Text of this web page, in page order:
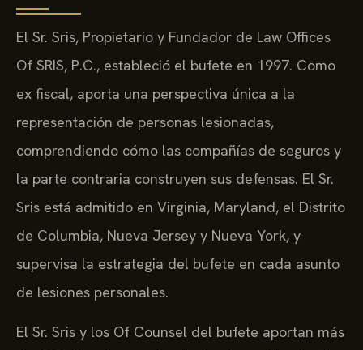
El Sr. Sris, Propietario y Fundador de Law Offices
Of SRIS, P.C., estableció el bufete en 1997. Como
ex fiscal, aporta una perspectiva única a la
representación de personas lesionadas,
comprendiendo cómo las compañías de seguros y
la parte contraria construyen sus defensas. El Sr.
Sris está admitido en Virginia, Maryland, el Distrito
de Columbia, Nueva Jersey y Nueva York, y
supervisa la estrategia del bufete en cada asunto
de lesiones personales.
El Sr. Sris y los Of Counsel del bufete aportan más